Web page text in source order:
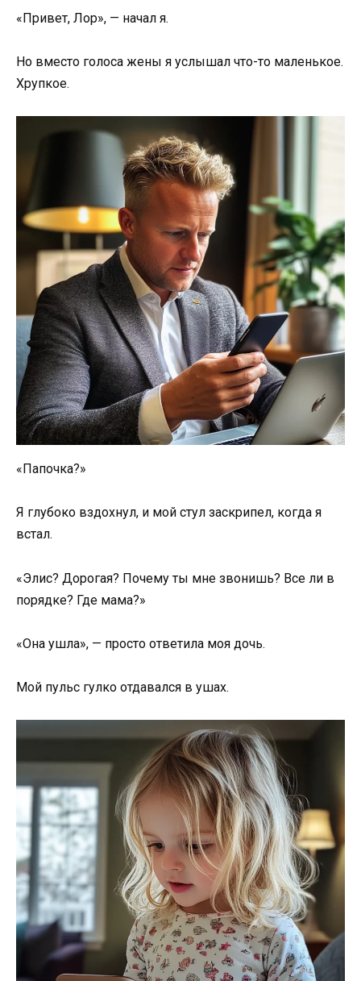
«Привет, Лор», — начал я.
Но вместо голоса жены я услышал что-то маленькое.
Хрупкое.
«Папочка?»
Я глубоко вздохнул, и мой стул заскрипел, когда я
встал.
«Элис? Дорогая? Почему ты мне звонишь? Все ли в
порядке? Где мама?»
«Она ушла», — просто ответила моя дочь.
Мой пульс гулко отдавался в ушах.